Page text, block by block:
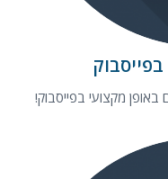
באופן מקצועי בפייסבוק!